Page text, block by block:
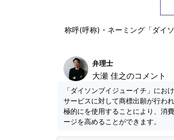
称呼(呼称)・ネーミング「ダイ
弁理士
大瀬 佳之のコメント
「ダイソンブイジューイチ」に
サービスに対して商標出願が行わ
極的にを使用することにより、消
ージを高めることができます。